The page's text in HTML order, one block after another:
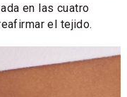
en las cuatro
el tejido.